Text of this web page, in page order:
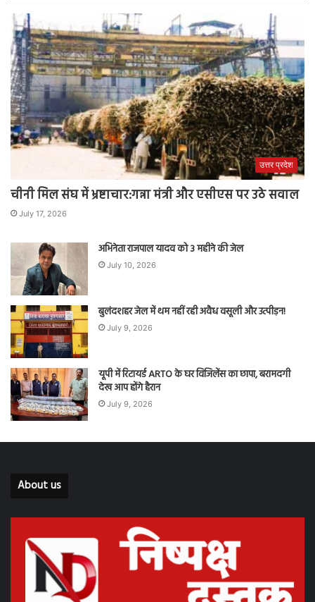
उत्तर प्रदेश
चीनी मिल संघ में भ्रष्टाचार:गन्ना मंत्री और एसीएस पर उठे सवाल
July 17, 2026
अभिनेता राजपाल यादव को 3 महीने की जेल
July 10, 2026
बुलंदशहर जेल में थम नहीं रही अवैध वसूली और उत्पीड़न!
July 9, 2026
यूपी में रिटायर्ड ARTO के घर विजिलेंस का छापा, बरामदगी
देख आप होंगे हैरान
July 9, 2026
About us